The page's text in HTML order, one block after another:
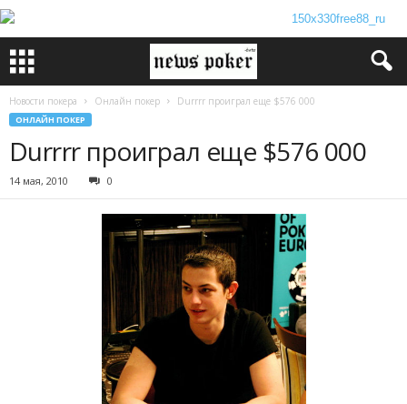
Новости покера Онлайн покер Durrrr проиграл еще $576 000
ОНЛАЙН ПОКЕР
Durrrr проиграл еще $576 000
14 мая, 2010 0